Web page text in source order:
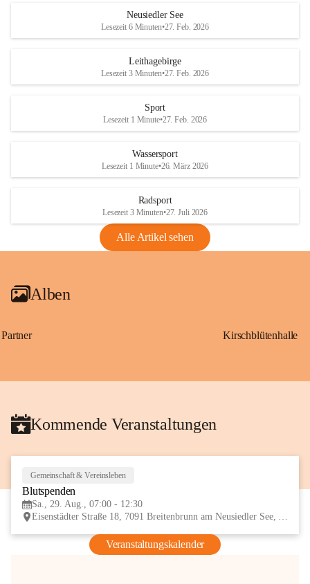
S
und den daraus folgenden wirtschaftlichen
Maßnahmen zur Bekämpfung
Rebe und der Amerikanischen
Anhang VBl. EU Nr. 18
1 Seite•1,4 MB
VBl. EU Nr. 18_2026
r
S
Neusiedler See
Lesezeit 6 Minuten•27. Feb. 2026
Leithagebirge
Lesezeit 3 Minuten•27. Feb. 2026
Sport
Lesezeit 1 Minute•27. Feb. 2026
Wassersport
Lesezeit 1 Minute•26. März 2026
Radsport
Lesezeit 3 Minuten•27. Juli 2026
Alle Artikel sehen
Alben
Partner Kirschblütenhalle
Kommende Veranstaltungen
Gemeinschaft & Vereinsleben
Blutspenden
Sa., 29. Aug., 07:00 - 12:30
Eisenstädter Straße 18, 7091 Breitenbrunn am Neusiedler See, AUT
Veranstaltungskalender